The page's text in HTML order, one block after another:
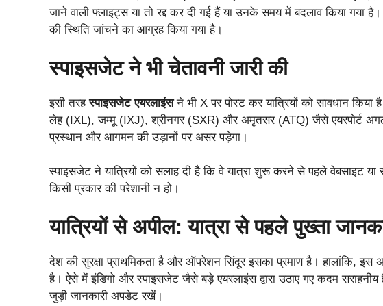
जाने वाली फ्लाइट्स या तो रद्द कर दी गई हैं या उनके समय में बदलाव किया गया है।
की स्थिति जांचने का आग्रह किया गया है।
स्पाइसजेट ने भी चेतावनी जारी की
इसी तरहस्पाइसजेट एयरलाइंसने भी X पर पोस्ट कर यात्रियों को सावधान किया
लेह (IXL), जम्मू (IXJ), श्रीनगर (SXR) और अमृतसर (ATQ) जैसे एयरपोर्ट
प्रस्थान और आगमन की उड़ानों पर असर पड़ेगा।
स्पाइसजेट ने यात्रियों को सलाह दी है कि वे यात्रा शुरू करने से पहले वेबसाइट या
किसी प्रकार की परेशानी न हो।
यात्रियों से अपील: यात्रा से पहले पुख्ता
देश की सुरक्षा प्राथमिकता है और ऑपरेशन सिंदूर इसका प्रमाण है। हालांकि, इस
है। ऐसे में इंडिगो और स्पाइसजेट जैसे बड़े एयरलाइंस द्वारा उठाए गए कदम
जुड़ी जानकारी अपडेट रखें।